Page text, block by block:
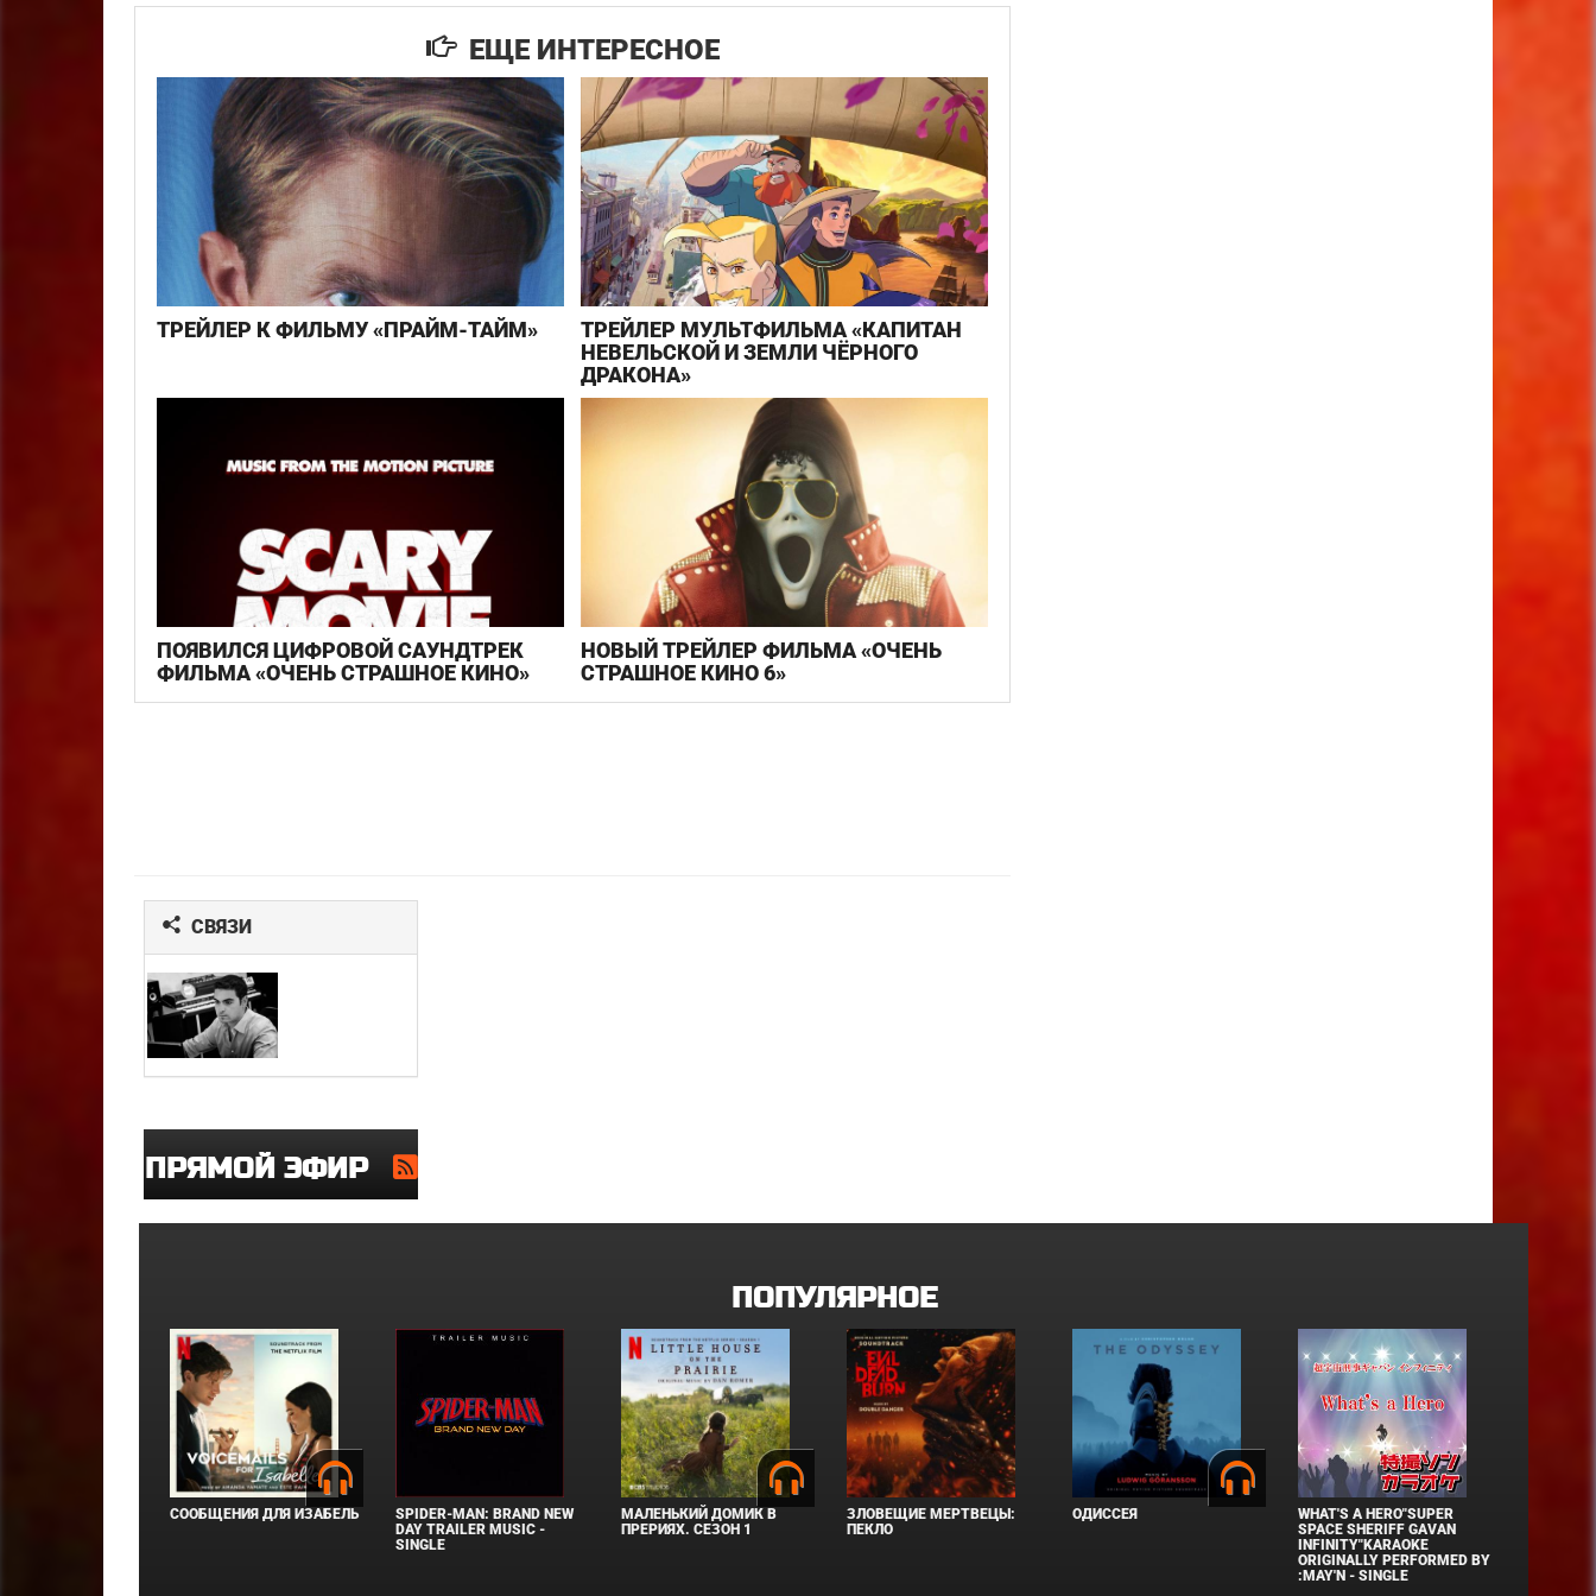
ЕЩЕ ИНТЕРЕСНОЕ
ТРЕЙЛЕР К ФИЛЬМУ «ПРАЙМ-ТАЙМ»
ТРЕЙЛЕР МУЛЬТФИЛЬМА «КАПИТАН
НЕВЕЛЬСКОЙ И ЗЕМЛИ ЧЁРНОГО
ДРАКОНА»
ПОЯВИЛСЯ ЦИФРОВОЙ САУНДТРЕК
ФИЛЬМА «ОЧЕНЬ СТРАШНОЕ КИНО»
НОВЫЙ ТРЕЙЛЕР ФИЛЬМА «ОЧЕНЬ
СТРАШНОЕ КИНО 6»
СВЯЗИ
ПРЯМОЙ ЭФИР
ПОПУЛЯРНОЕ
СООБЩЕНИЯ ДЛЯ ИЗАБЕЛЬ
SPIDER-MAN: BRAND NEW
DAY TRAILER MUSIC -
SINGLE
МАЛЕНЬКИЙ ДОМИК В
ПРЕРИЯХ. СЕЗОН 1
ЗЛОВЕЩИЕ МЕРТВЕЦЫ:
ПЕКЛО
ОДИССЕЯ
WHAT'S A HERO"SUPER
SPACE SHERIFF GAVAN
INFINITY"KARAOKE
ORIGINALLY PERFORMED BY
:MAY'N - SINGLE